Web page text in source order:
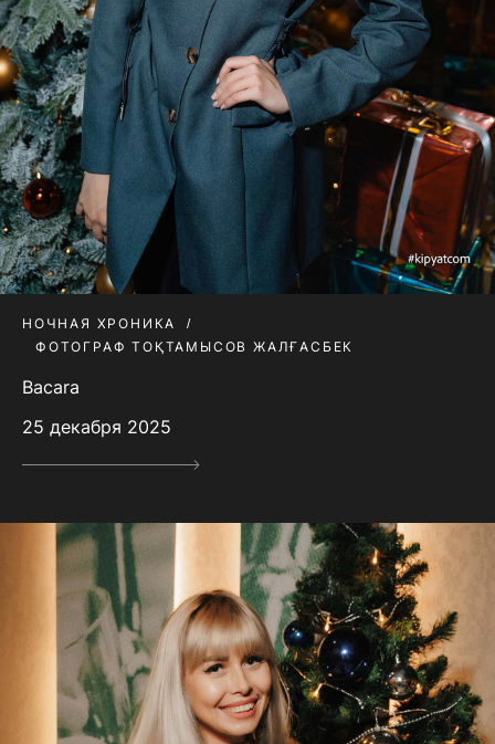
НОЧНАЯ ХРОНИКА
ФОТОГРАФ ТОҚТАМЫСОВ ЖАЛҒАСБЕК
Bacara
25 декабря 2025